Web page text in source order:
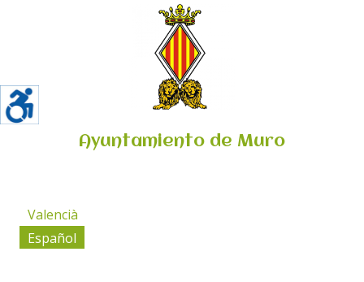
Ayuntamiento de Muro
Valencià
Español